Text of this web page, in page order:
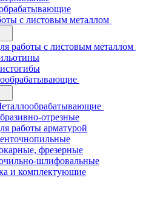
с листовым металлом
работы с листовым металлом
отрезные
работы арматурой
фрезерные
шлифовальные
и комплектующие